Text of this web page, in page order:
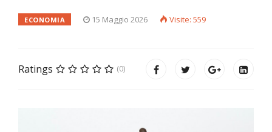
ECONOMIA 15 Maggio 2026 Visite: 559
Ratings (0)